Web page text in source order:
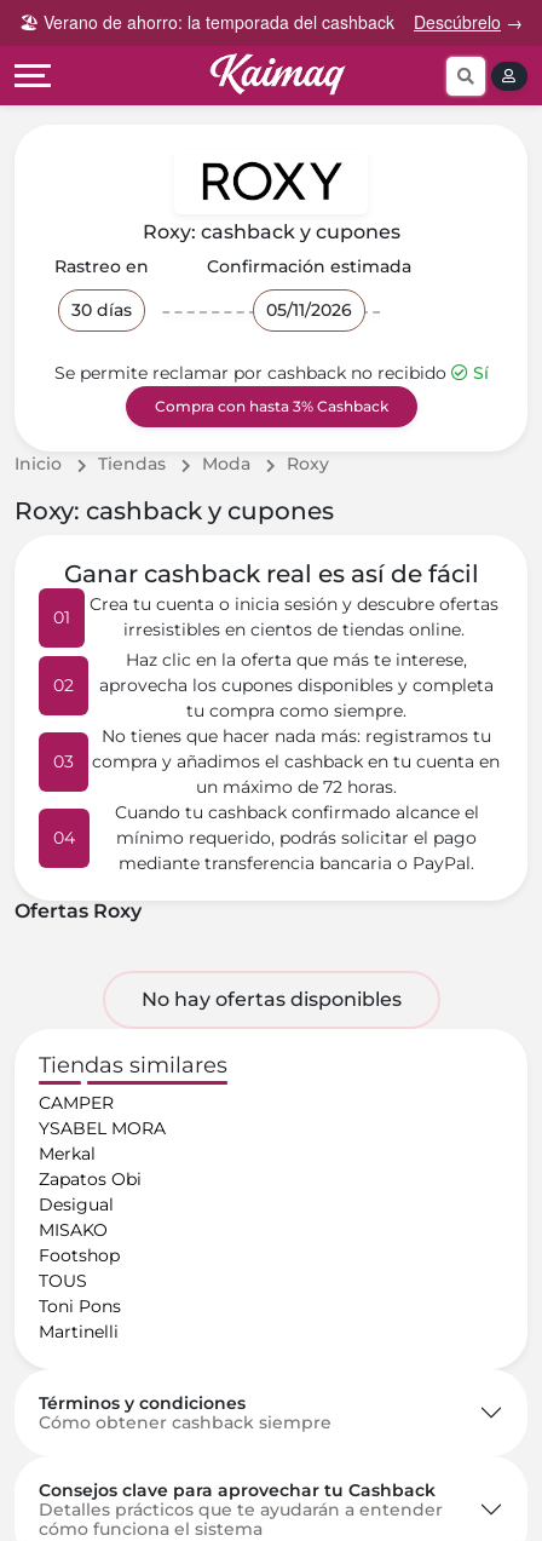
🏖️ Verano de ahorro: la temporada del cashback Descúbrelo →
Categorías
por
categoría
Gana
más
y
Guía
rápida
funciona
ContáctanosRoxy: cashback y cupones
Rastreo en
30 días
Confirmación estimada
05/11/2026
Se permite reclamar por cashback no recibido Sí
Compra con hasta 3% Cashback
Inicio Tiendas Moda Roxy
Roxy: cashback y cupones
Ganar cashback real es así de fácil
01
Crea tu cuenta o inicia sesión y descubre ofertas
irresistibles en cientos de tiendas online.
02
Haz clic en la oferta que más te interese,
aprovecha los cupones disponibles y completa
tu compra como siempre.
03
No tienes que hacer nada más: registramos tu
compra y añadimos el cashback en tu cuenta en
un máximo de 72 horas.
04
Cuando tu cashback confirmado alcance el
mínimo requerido, podrás solicitar el pago
mediante transferencia bancaria o PayPal.
Ofertas Roxy
No hay ofertas disponibles
Tiendas similares
CAMPER
YSABEL MORA
Merkal
Zapatos Obi
Desigual
MISAKO
Footshop
TOUS
Toni Pons
Martinelli
Términos y condiciones
Cómo obtener cashback siempre
Consejos clave para aprovechar tu Cashback
Detalles prácticos que te ayudarán a entender
cómo funciona el sistema